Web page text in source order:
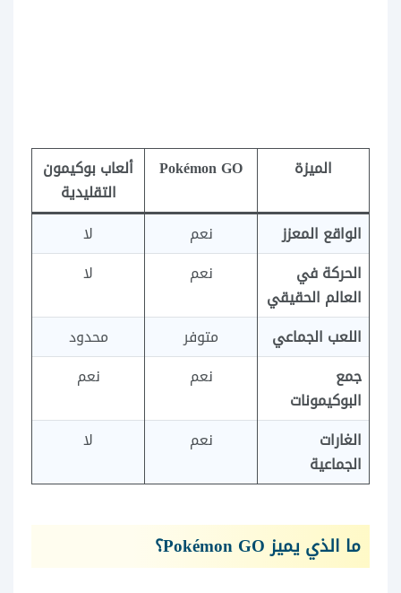
الميزة Pokémon GO
ألعاب بوكيمون
التقليدية
الواقع المعزز
نعم
لا
الحركة في
العالم الحقيقي
نعم لا
اللعب الجماعي متوفر
محدود
جمع
البوكيمونات
نعم نعم
الغارات
الجماعية
نعم لا
ما الذي يميز Pokémon GO؟